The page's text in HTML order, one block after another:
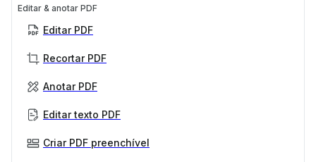
Editar & anotar PDF
Editar PDF
Recortar PDF
Anotar PDF
Editar texto PDF
Criar PDF preenchível